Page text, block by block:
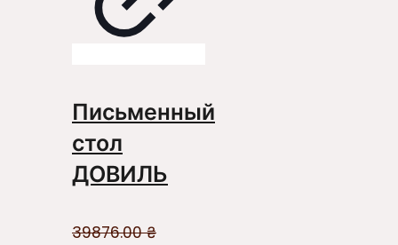
Письменный
стол
ДОВИЛЬ
39876.00₴